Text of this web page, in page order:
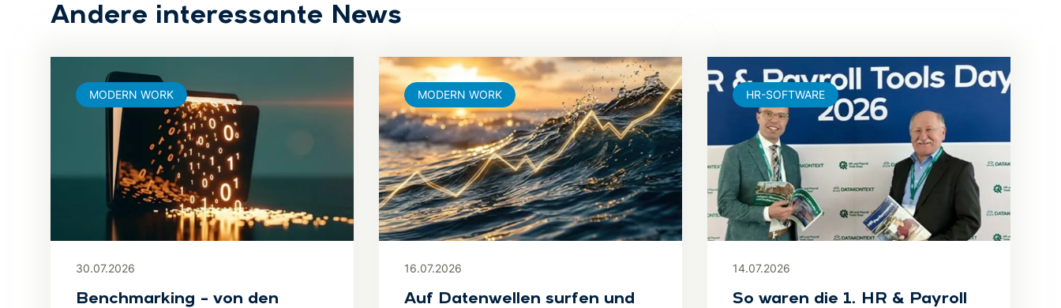
Andere interessante News
30.07.2026
Benchmarking – von den
MODERN WORK
16.07.2026
Auf Datenwellen surfen und
MODERN WORK
14.07.2026
So waren die 1. HR & Payroll
HR-SOFTWARE